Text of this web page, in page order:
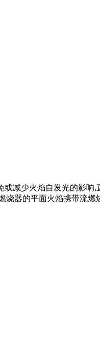
减少火焰自发光的影
烧器的平面火焰携带流燃